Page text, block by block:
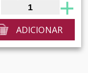
ADICIONAR